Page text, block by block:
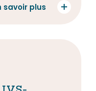
savoir plus